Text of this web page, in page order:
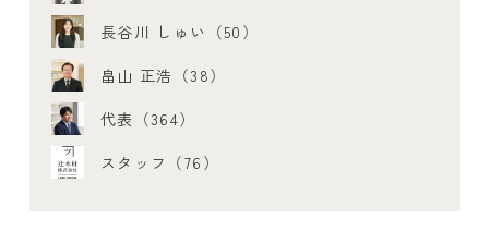
長谷川 しゅい（50）
畠山 正浩（38）
代表（364）
スタッフ（76）